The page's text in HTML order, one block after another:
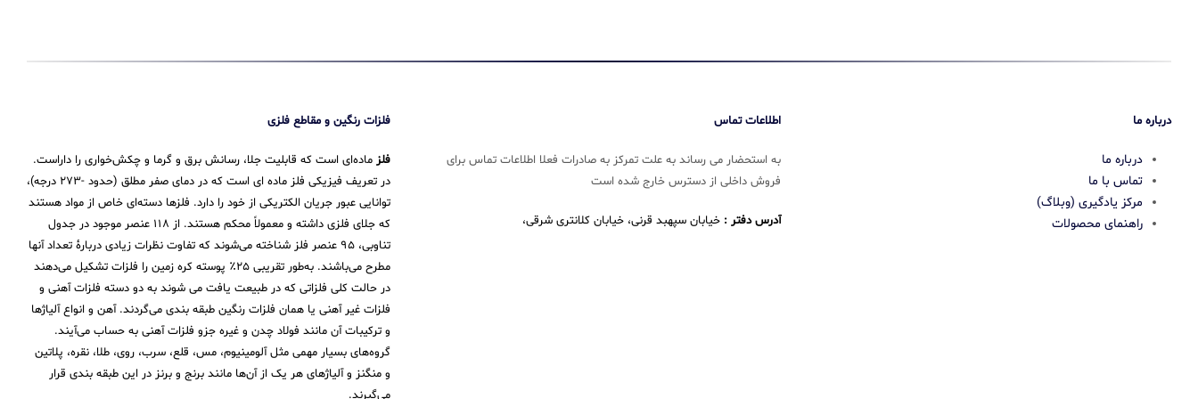
درباره ما
درباره ما
تماس با ما
مرکز یادگیری (وبلاگ)
راهنمای محصولات
اطلاعات تماس
به استحضار می رساند به علت تمرکز به صادرات فعلا اطلاعات تماس برای
فروش داخلی از دسترس خارج شده است
آدرس دفتر : خیابان سپهبد قرنی، خیابان کلانتری شرقی،
فلزات رنگین و مقاطع فلزی
فلز ماده‌ای است که قابلیت جلا، رسانش برق و گرما و چکش‌خواری را داراست.
در تعریف فیزیکی فلز ماده ای است که در دمای صفر مطلق (حدود -۲۷۳ درجه)،
توانایی عبور جریان الکتریکی از خود را دارد. فلزها دسته‌ای خاص از مواد هستند
که جلای فلزی داشته و معمولاً محکم هستند. از ۱۱۸ عنصر موجود در جدول
تناوبی، ۹۵ عنصر فلز شناخته می‌شوند که تفاوت نظرات زیادی دربارهٔ تعداد آنها
مطرح می‌باشند. به‌طور تقریبی ۲۵٪ پوسته کره زمین را فلزات تشکیل می‌دهند
در حالت کلی فلزاتی که در طبیعت یافت می شوند به دو دسته فلزات آهنی و
فلزات غیر آهنی یا همان فلزات رنگین طبقه بندی می‌گردند. آهن و انواع آلیاژها
و ترکیبات آن مانند فولاد چدن و غیره جزو فلزات آهنی به حساب می‌‌آیند.
گروه‌های بسیار مهمی مثل آلومینیوم، مس، قلع، سرب، روی، طلا، نقره، پلاتین
و منگنز و آلیاژهای هر یک از آن‌ها مانند برنج و برنز در این طبقه‌ بندی قرار
می‌‌گیرند.